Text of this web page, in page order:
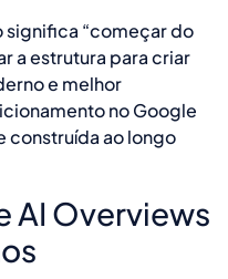
significa “começar do
a estrutura para criar
e melhor
no Google
construída ao longo
AI Overviews